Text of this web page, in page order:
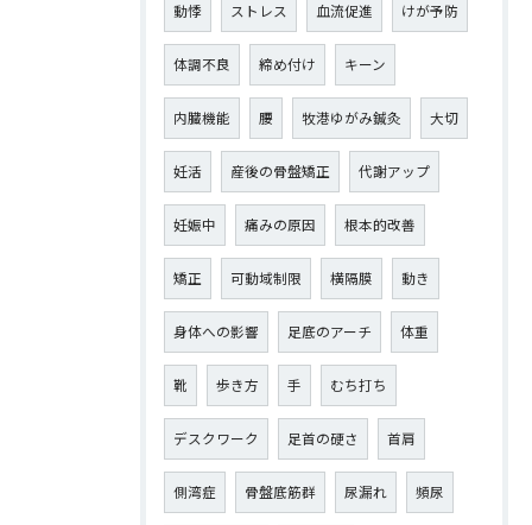
動悸 ストレス 血流促進 けが予防
体調不良 締め付け キーン
内臓機能 腰 牧港ゆがみ鍼灸 大切
妊活 産後の骨盤矯正 代謝アップ
妊娠中 痛みの原因 根本的改善
矯正 可動域制限 横隔膜 動き
身体への影響 足底のアーチ 体重
靴 歩き方 手 むち打ち
デスクワーク 足首の硬さ 首肩
側湾症 骨盤底筋群 尿漏れ 頻尿